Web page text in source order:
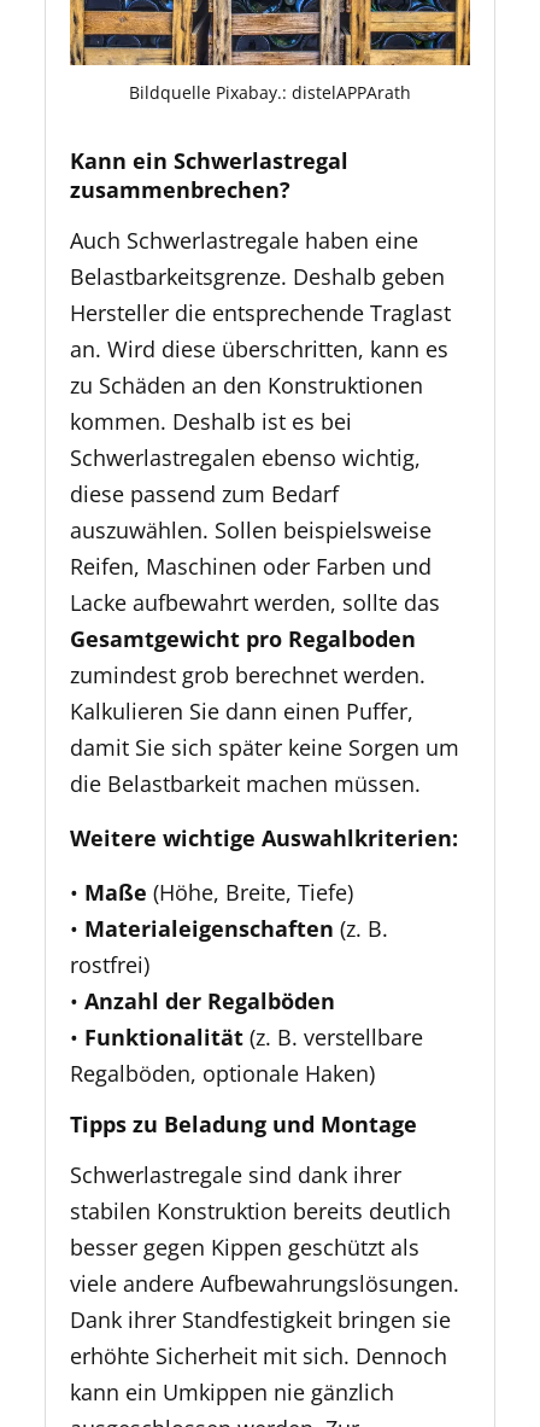
Bildquelle Pixabay.: distelAPPArath
Kann ein Schwerlastregal
zusammenbrechen?
Auch Schwerlastregale haben eine
Belastbarkeitsgrenze. Deshalb geben
Hersteller die entsprechende Traglast
an. Wird diese überschritten, kann es
zu Schäden an den Konstruktionen
kommen. Deshalb ist es bei
Schwerlastregalen ebenso wichtig,
diese passend zum Bedarf
auszuwählen. Sollen beispielsweise
Reifen, Maschinen oder Farben und
Lacke aufbewahrt werden, sollte das
Gesamtgewicht pro Regalboden
zumindest grob berechnet werden.
Kalkulieren Sie dann einen Puffer,
damit Sie sich später keine Sorgen um
die Belastbarkeit machen müssen.
Weitere wichtige Auswahlkriterien:
• Maße (Höhe, Breite, Tiefe)
• Materialeigenschaften (z. B.
rostfrei)
•Anzahl der Regalböden
• Funktionalität (z. B. verstellbare
Regalböden, optionale Haken)
Tipps zu Beladung und Montage
Schwerlastregale sind dank ihrer
stabilen Konstruktion bereits deutlich
besser gegen Kippen geschützt als
viele andere Aufbewahrungslösungen.
Dank ihrer Standfestigkeit bringen sie
erhöhte Sicherheit mit sich. Dennoch
kann ein Umkippen nie gänzlich